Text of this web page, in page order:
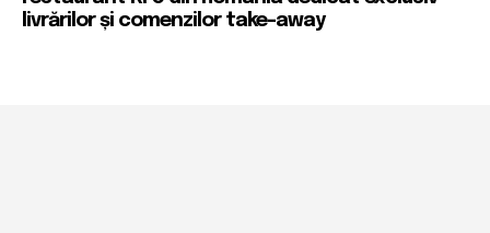
livrărilor și comenzilor take-away